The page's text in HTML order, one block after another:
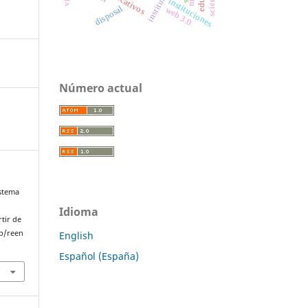
de
reen
instituciones
disposal web 3.0
Número actual
Idioma
English
Español (España)